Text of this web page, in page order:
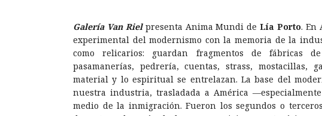
Galería Van Rielpresenta Anima Mundi deLía Porto. En
experimental del modernismo con la memoria de la
como relicarios: guardan fragmentos de fábricas
pasamanerías, pedrería, cuentas, strass, mostacillas,
material y lo espiritual se entrelazan. La base del
nuestra industria, trasladada a América
medio de la inmigración. Fueron los segundos o